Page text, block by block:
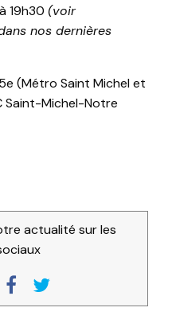
19h30 (voir
nos dernières
(Métro Saint Michel et
Saint-Michel-Notre
actualité sur les